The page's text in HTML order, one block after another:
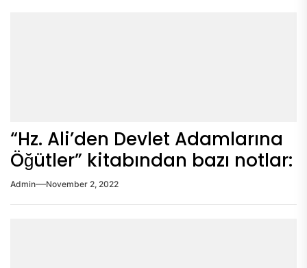
“Hz. Ali’den Devlet Adamlarına
Öğütler” kitabından bazı notlar:
Admin November 2, 2022